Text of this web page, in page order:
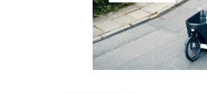
TESTER
ET
PASSER
À